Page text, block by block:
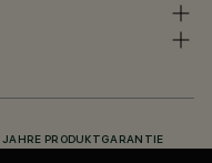
JAHRE PRODUKTGARANTIE